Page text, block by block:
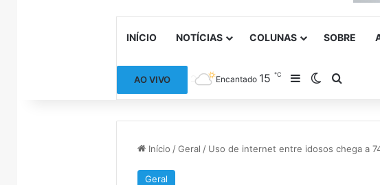
INÍCIO NOTÍCIAS COLUNAS SOBRE
AO VIVO Encantado 15℃ Barra Lateral
Switch skin
Início / Geral / Uso de internet entre idosos chega a
Geral